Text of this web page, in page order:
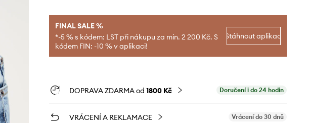
FINAL SALE %
*-5 % s kódem: LST při nákupu za min. 2 200 Kč. S
kódem FIN: -10 % v aplikaci!
Stáhnout aplikaci
DOPRAVA ZDARMA od 1800 Kč Doručení i do 24 hodin
VRÁCENÍ A REKLAMACE Vrácení do 30 dnů